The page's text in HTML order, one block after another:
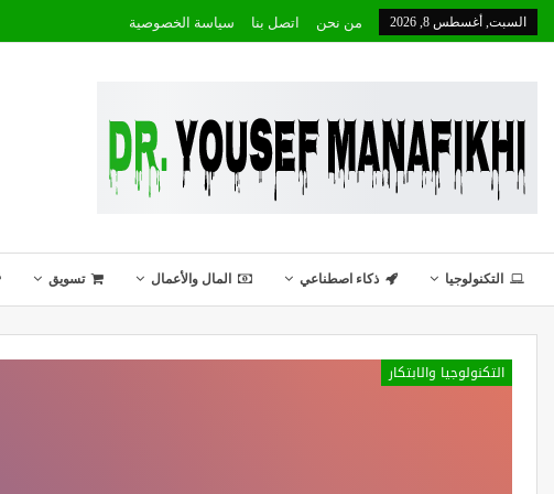
السبت, أغسطس 8, 2026 من نحن اتصل بنا سياسة الخصوصية
التكنولوجيا ذكاء اصطناعي المال والأعمال تسويق
التكنولوجيا والابتكار